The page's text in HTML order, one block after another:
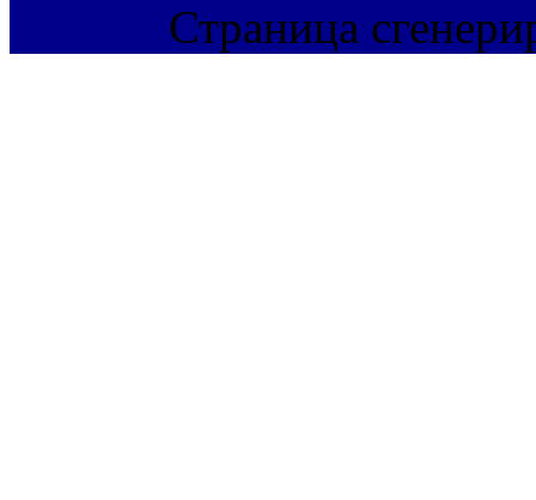
Страница